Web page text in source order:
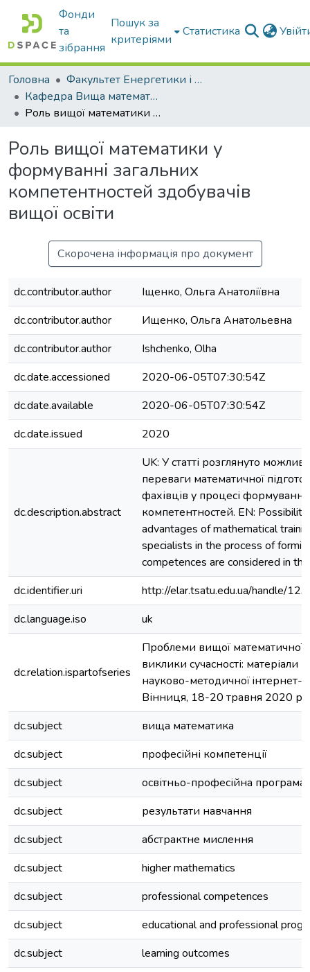
Фонди
та
зібрання
Пошук за
критеріями
Статистика
Головна
Факультет Енергетики і комп'ютерних технологій
Кафедра Вища математика та фізика
Роль вищої математики у формуванні загальних компетентностей здобувачів вищої освіти
Роль вищої математики у
формуванні загальних
компетентностей здобувачів
вищої освіти
Скорочена інформація про документ
dc.contributor.author
Іщенко, Ольга Анатоліївна
dc.contributor.author
Ищенко, Ольга Анатольевна
dc.contributor.author
Ishchenko, Olha
dc.date.accessioned
2020-06-05T07:30:54Z
dc.date.available
2020-06-05T07:30:54Z
dc.date.issued
2020
dc.description.abstract
UK: У статті розглянуто
переваги математичної
фахівців у процесі
компетентностей. EN:
advantages of mathematical
specialists in the process of
competences are considered in
dc.identifier.uri
http://elar.tsatu.edu.ua/handle/
dc.language.iso
uk
dc.relation.ispartofseries
Проблеми вищої математичної
виклики сучасності: матеріали
науково-методичної iнтернет-
Вінниця, 18-20 травня 2020 р.);
dc.subject
вища математика
dc.subject
професійні компетенції
dc.subject
освітньо-професійна програма
dc.subject
результати навчання
dc.subject
абстрактне мислення
dc.subject
higher mathematics
dc.subject
professional competences
dc.subject
educational and professional
dc.subject
learning outcomes